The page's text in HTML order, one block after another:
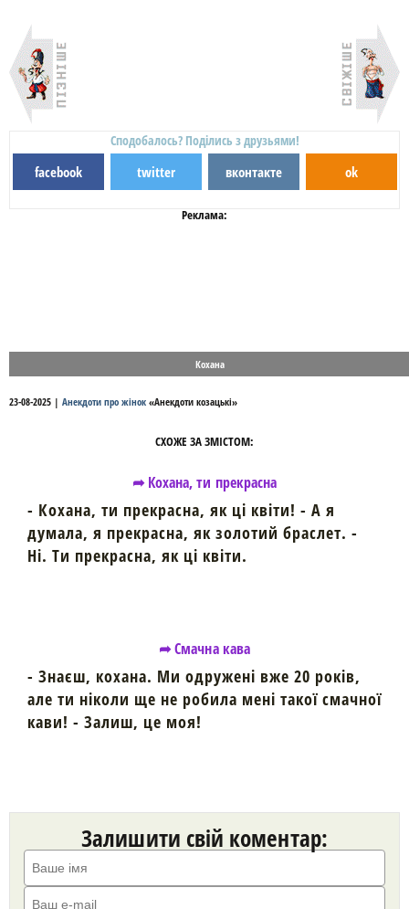
Сподобалось? Поділись з друзьями!
facebook twitter вконтакте ok
Реклама:
Кохана
23-08-2025 | Анекдоти про жінок «Анекдоти козацькі»
СХОЖЕ ЗА ЗМІСТОМ:
➦ Кохана, ти прекрасна
- Кохана, ти прекрасна, як ці квіти! - А я
думала, я прекрасна, як золотий браслет. -
Ні. Ти прекрасна, як ці квіти.
➦ Смачна кава
- Знаєш, кохана. Ми одружені вже 20 років,
але ти ніколи ще не робила мені такої смачної
кави! - Залиш, це моя!
Залишити свій коментар: